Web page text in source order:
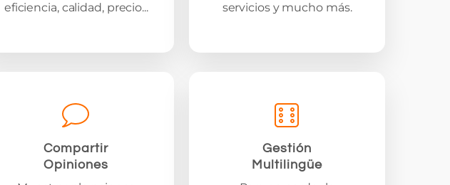
eficiencia, calidad, precio...
servicios y mucho más.
Compartir
Opiniones
Gestión
Multilingüe